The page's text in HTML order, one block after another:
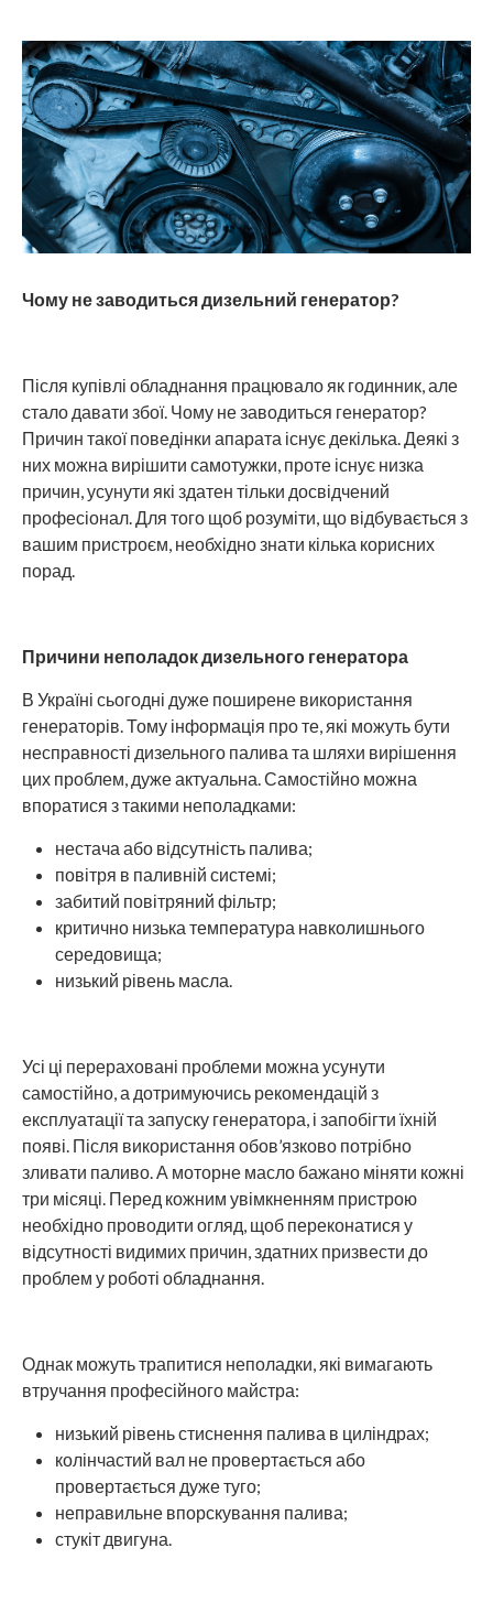
Чому не заводиться дизельний генератор?
Після купівлі обладнання працювало як годинник, але
стало давати збої. Чому не заводиться генератор?
Причин такої поведінки апарата існує декілька. Деякі з
них можна вирішити самотужки, проте існує низка
причин, усунути які здатен тільки досвідчений
професіонал. Для того щоб розуміти, що відбувається з
вашим пристроєм, необхідно знати кілька корисних
порад.
Причини неполадок дизельного генератора
В Україні сьогодні дуже поширене використання
генераторів. Тому інформація про те, які можуть бути
несправності дизельного палива та шляхи вирішення
цих проблем, дуже актуальна. Самостійно можна
впоратися з такими неполадками:
нестача або відсутність палива;
повітря в паливній системі;
забитий повітряний фільтр;
критично низька температура навколишнього
середовища;
низький рівень масла.
Усі ці перераховані проблеми можна усунути
самостійно, а дотримуючись рекомендацій з
експлуатації та запуску генератора, і запобігти їхній
появі. Після використання обов’язково потрібно
зливати паливо. А моторне масло бажано міняти кожні
три місяці. Перед кожним увімкненням пристрою
необхідно проводити огляд, щоб переконатися у
відсутності видимих причин, здатних призвести до
проблем у роботі обладнання.
Однак можуть трапитися неполадки, які вимагають
втручання професійного майстра:
низький рівень стиснення палива в циліндрах;
колінчастий вал не провертається або
провертається дуже туго;
неправильне впорскування палива;
стукіт двигуна.